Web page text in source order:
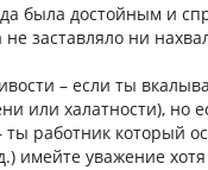
была достойным и
не заставляло ни
– если ты
или халатности),
ты работник который
имейте уважение